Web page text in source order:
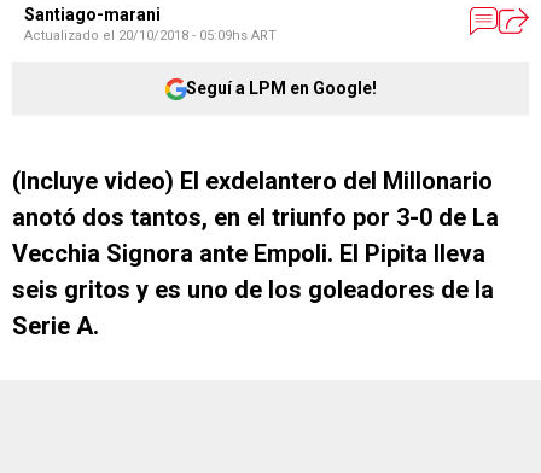
Santiago-marani
Actualizado el 20/10/2018 - 05:09hs ART
Seguí a LPM en Google!
(Incluye video) El exdelantero del Millonario
anotó dos tantos, en el triunfo por 3-0 de La
Vecchia Signora ante Empoli. El Pipita lleva
seis gritos y es uno de los goleadores de la
Serie A.